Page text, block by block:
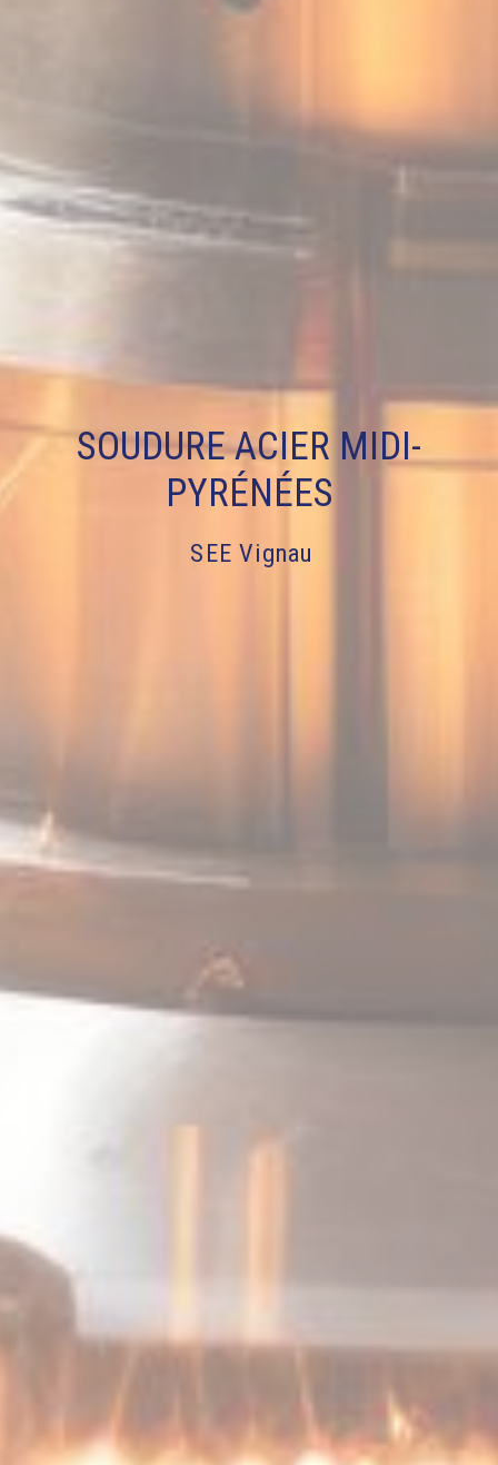
SOUDURE ACIER MIDI-
PYRÉNÉES
SEE Vignau